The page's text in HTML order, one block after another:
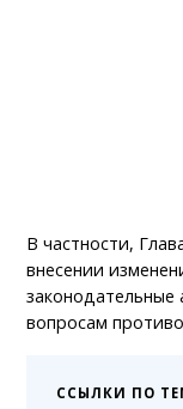
В частности,
внесении
законодательные
вопросам
ССЫЛКИ ПО